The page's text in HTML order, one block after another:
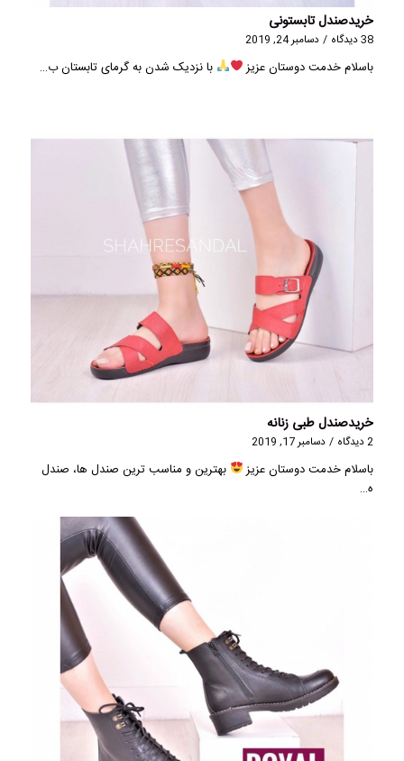
خریدصندل تابستونی
38 دیدگاه / دسامبر 24, 2019
باسلام خدمت دوستان عزیز با نزدیک شدن به گرمای تابستان ب…
خریدصندل طبی زنانه
2 دیدگاه / دسامبر 17, 2019
باسلام خدمت دوستان عزیز
بهترین و مناسب ترین صندل ها، صندل
ه…